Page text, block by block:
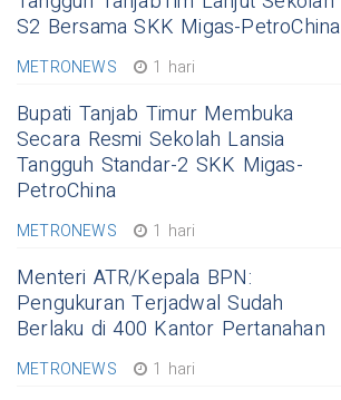
S2 Bersama SKK Migas-PetroChina
METRONEWS 1 hari
Bupati Tanjab Timur Membuka
Secara Resmi Sekolah Lansia
Tangguh Standar-2 SKK Migas-
PetroChina
METRONEWS 1 hari
Menteri ATR/Kepala BPN:
Pengukuran Terjadwal Sudah
Berlaku di 400 Kantor Pertanahan
METRONEWS 1 hari